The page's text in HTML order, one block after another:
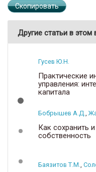
Скопировать
Другие статьи в этом
Гусев Ю.Н.
Практические
управления:
капитала
Бобрышев А.Д.
Как сохранить
собственность
Баязитов Т.М.